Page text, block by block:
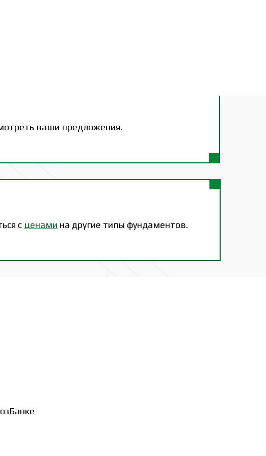
ваши предложения.
с ценами на другие типы фундаментов.